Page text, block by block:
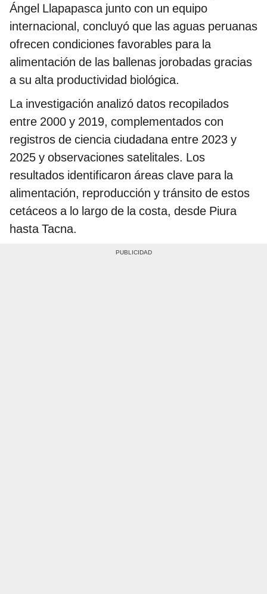
Ángel Llapapasca junto con un equipo
internacional, concluyó que las aguas peruanas
ofrecen condiciones favorables para la
alimentación de las ballenas jorobadas gracias
a su alta productividad biológica.
La investigación analizó datos recopilados
entre 2000 y 2019, complementados con
registros de ciencia ciudadana entre 2023 y
2025 y observaciones satelitales. Los
resultados identificaron áreas clave para la
alimentación, reproducción y tránsito de estos
cetáceos a lo largo de la costa, desde Piura
hasta Tacna.